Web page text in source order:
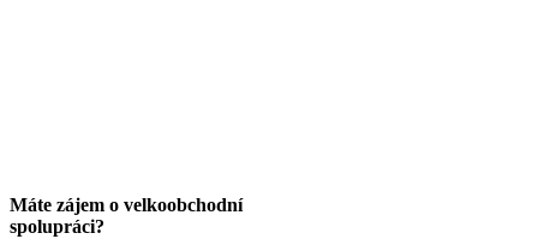
Máte zájem o velkoobchodní
spolupráci?